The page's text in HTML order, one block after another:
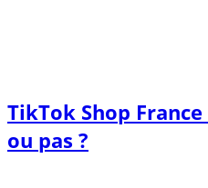
TikTok Shop
ou pas ?